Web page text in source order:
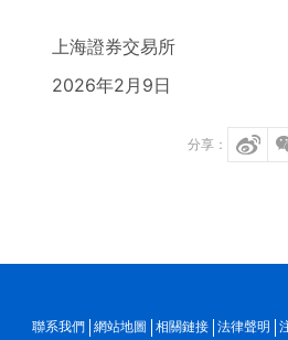
上海證券交易所
2026年2月9日
分享：
聯系我們 網站地圖 相關鏈接 法律聲明